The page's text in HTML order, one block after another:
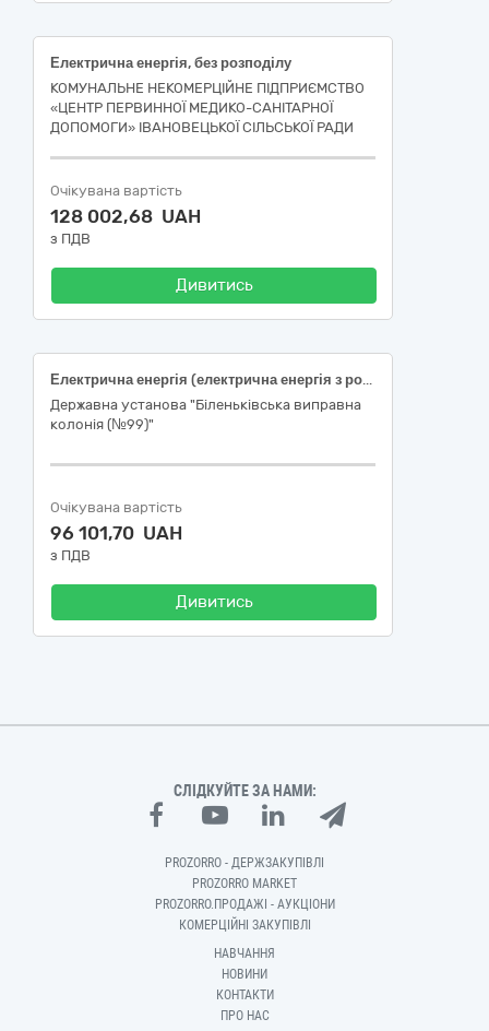
Електрична енергія, без розподілу
КОМУНАЛЬНЕ НЕКОМЕРЦІЙНЕ ПІДПРИЄМСТВО
«ЦЕНТР ПЕРВИННОЇ МЕДИКО-САНІТАРНОЇ
ДОПОМОГИ» ІВАНОВЕЦЬКОЇ СІЛЬСЬКОЇ РАДИ
Очікувана вартість
128 002,68 UAH
з ПДВ
Дивитись
Електрична енергія (електрична енергія з розподілом)
Державна установа "Біленьківська виправна
колонія (№99)"
Очікувана вартість
96 101,70 UAH
з ПДВ
Дивитись
СЛІДКУЙТЕ ЗА НАМИ:
PROZORRO - ДЕРЖЗАКУПІВЛІ
PROZORRO MARKET
PROZORRO.ПРОДАЖІ - АУКЦІОНИ
КОМЕРЦІЙНІ ЗАКУПІВЛІ
НАВЧАННЯ
НОВИНИ
КОНТАКТИ
ПРО НАС